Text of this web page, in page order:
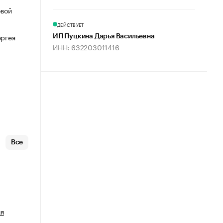
Все
ДЕЙСТВУЕТ
ИП Пуцкина Дарья Васильевна
ИНН: 632203011416